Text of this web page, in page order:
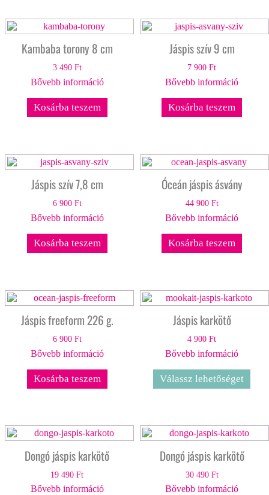
Kambaba torony 8 cm
3 490 Ft
Bővebb információ
Kosárba teszem
Jáspis szív 9 cm
7 900Ft
Bővebb információ
Kosárba teszem
Jáspis szív 7,8 cm
6 900 Ft
Bővebb információ
Kosárba teszem
Óceán jáspis ásvány
44 900 Ft
Bővebb információ
Kosárba teszem
Jáspis freeform 226 g.
6 900 Ft
Bővebb információ
Kosárba teszem
Jáspis karkötő
4 900Ft
Bővebb információ
Válassz lehetőséget
Dongó jáspis karkötő
19 490Ft
Bővebb információ
Dongó jáspis karkötő
30 490 Ft
Bővebb információ